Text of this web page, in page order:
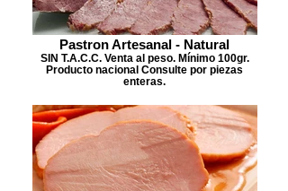
Pastron Artesanal - Natural
SIN T.A.C.C. Venta al peso. Mínimo 100gr.
Producto nacional Consulte por piezas
enteras.